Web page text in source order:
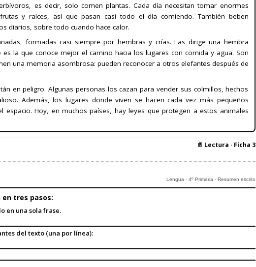
es decir, solo comen plantas. Cada día necesitan tomar enormes
y raíces, así que pasan casi todo el día comiendo. También beben
diarios, sobre todo cuando hace calor.
formadas casi siempre por hembras y crías. Las dirige una hembra
la que conoce mejor el camino hacia los lugares con comida y agua. Son
una memoria asombrosa: pueden reconocer a otros elefantes después de
en peligro. Algunas personas los cazan para vender sus colmillos, hechos
Además, los lugares donde viven se hacen cada vez más pequeños
espacio. Hoy, en muchos países, hay leyes que protegen a estos animales
📄 Lectura · Ficha 3
Lengua · 4º Primaria · Resumen escrito
en tres pasos:
en una sola frase.
del texto (una por línea):